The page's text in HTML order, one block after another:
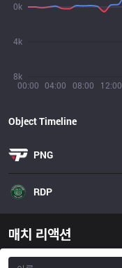
00:00 04:00 08:00 12:00
8k
4k
0k
Object Timeline
PNG
RDP
매치 리액션